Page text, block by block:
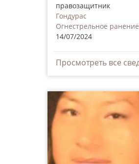
правозащитник
Гондурас
Огнестрельное ранение
14/07/2024